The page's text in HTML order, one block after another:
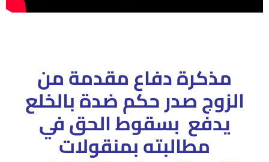
مذكرة دفاع مقدمة من
الزوج صدر حكم ضدة بالخلع
يدفع بسقوط الحق في
مطالبته بمنقولات